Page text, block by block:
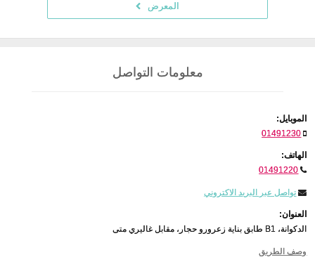
المعرض
معلومات التواصل
الموبايل:
01491230
الهاتف:
01491220
تواصل عبر البريد الاكتروني
العنوان:
الدكوانة، B1 طابق بناية زعرورو حجار، مقابل غاليري متى
وصف الطريق